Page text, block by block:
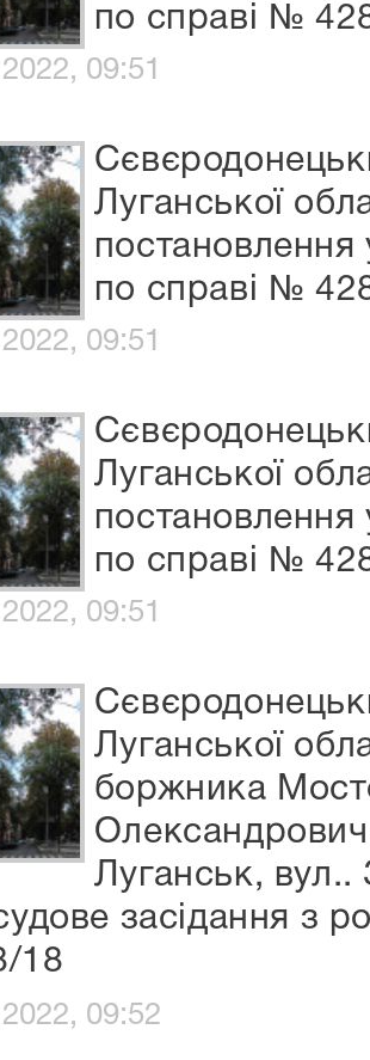
по справі №
09:51
Луганської
по справі №
09:51
Луганської
по справі №
09:51
Луганської
боржника
Луганськ, вул..
засідання з
18
09:52